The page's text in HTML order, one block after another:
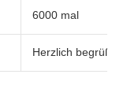
6000 mal
Herzlich begrüßt